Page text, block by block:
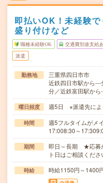
即払いOK！未経験
盛り付けなど
職種未経験OK 交通費別途支給
派遣
勤務地
三重県四日市市
近鉄四日市駅から
分／近鉄富田駅か
曜日頻度 週5日 ※派遣先によ
時間
週5フルタイムがメ
17:008:30～
期間
即日～長期 ★応募
ト日はご相談くだ
時給 時給1150円～